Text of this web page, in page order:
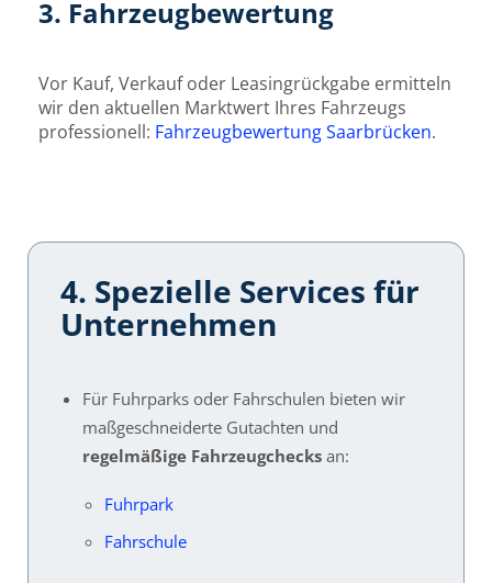
3. Fahrzeugbewertung
Vor Kauf, Verkauf oder Leasingrückgabe ermitteln
wir den aktuellen Marktwert Ihres Fahrzeugs
professionell: Fahrzeugbewertung Saarbrücken.
4. Spezielle Services für
Unternehmen
Für Fuhrparks oder Fahrschulen bieten wir
maßgeschneiderte Gutachten und
regelmäßige Fahrzeugchecks an:
Fuhrpark
Fahrschule